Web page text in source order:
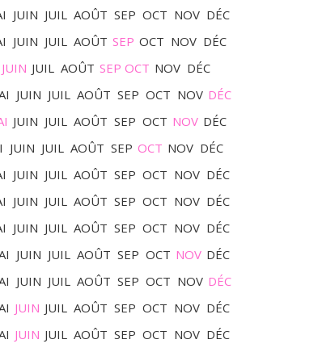
JUIN JUIL AOÛT SEP OCT NOV DÉC
JUIN JUIL AOÛT SEP OCT NOV DÉC
JUIN JUIL AOÛT SEP OCT NOV DÉC
JUIN JUIL AOÛT SEP OCT NOV DÉC
JUIN JUIL AOÛT SEP OCT NOV DÉC
JUIN JUIL AOÛT SEP OCT NOV DÉC
JUIN JUIL AOÛT SEP OCT NOV DÉC
JUIN JUIL AOÛT SEP OCT NOV DÉC
JUIN JUIL AOÛT SEP OCT NOV DÉC
JUIN JUIL AOÛT SEP OCT NOV DÉC
JUIN JUIL AOÛT SEP OCT NOV DÉC
JUIN JUIL AOÛT SEP OCT NOV DÉC
JUIN JUIL AOÛT SEP OCT NOV DÉC